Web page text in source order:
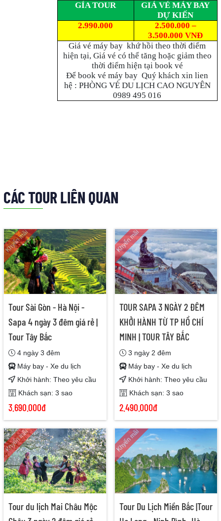
GÍA TOUR
GIÁ VÉ MÁY BAY
DỰ KIẾN
2.990.000
2.500.000 –
3.500.000 VNĐ
Giá vé máy bay khứ hồi theo thời điểm
hiện tại, Giá vé có thể tăng hoặc giảm theo
thời điểm hiện tại book vé
Để book vé máy bay Quý khách xin lien
hệ : PHÒNG VÉ DU LỊCH CAO NGUYÊN
0989 495 016
CÁC TOUR LIÊN QUAN
Khyến mãi
Tour Sài Gòn - Hà Nội -
Sapa 4 ngày 3 đêm giá rẻ |
Tour Tây Bắc
4 ngày 3 đêm
Máy bay - Xe du lịch
Khởi hành: Theo yêu cầu
Khách sạn: 3 sao
3.690.000đ
Khyến mãi
TOUR SAPA 3 NGÀY 2 ĐÊM
KHỞI HÀNH TỪ TP HỒ CHÍ
MINH | TOUR TÂY BẮC
3 ngày 2 đêm
Máy bay - Xe du lịch
Khởi hành: Theo yêu cầu
Khách sạn: 3 sao
2.490.000đ
Khyến mãi
Tour du lịch Mai Châu Mộc
Khyến mãi
Tour Du Lịch Miền Bắc |Tour